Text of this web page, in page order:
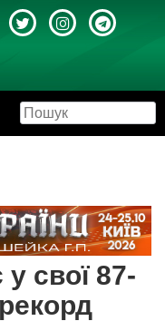
свої 87-